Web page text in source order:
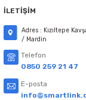
İLETİŞİM
Adres : Kızıltepe
/ Mardin
Telefon
0850 259 21 47
E-posta